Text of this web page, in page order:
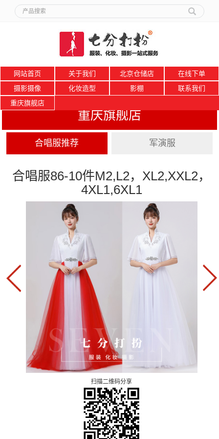
网站首页 关于我们 北京仓储店
在线下单
摄影摄像
化妆造型 影棚
联系我们
重庆旗舰店
重庆旗舰店
合唱服推荐 军演服
合唱服86-10件M2,L2，XL2,XXL2，
4XL1,6XL1
扫描二维码分享